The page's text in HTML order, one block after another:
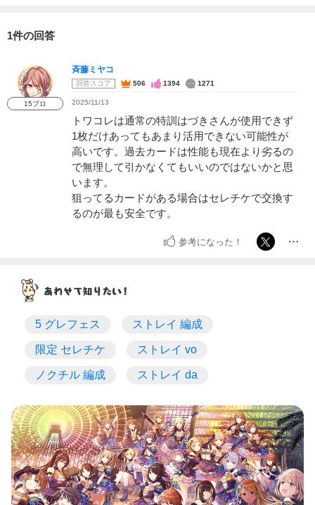
1件の回答
15プロ
斉藤ミヤコ
回答スコア 506 1394 1271
2025/11/13
トワコレは通常の特訓はづきさんが使用できず
1枚だけあってもあまり活用できない可能性が
高いです。過去カードは性能も現在より劣るの
で無理して引かなくてもいいのではないかと思
います。
狙ってるカードがある場合はセレチケで交換す
るのが最も安全です。
参考になった！
5 グレフェス ストレイ 編成
限定 セレチケ ストレイ vo
ノクチル 編成 ストレイ da